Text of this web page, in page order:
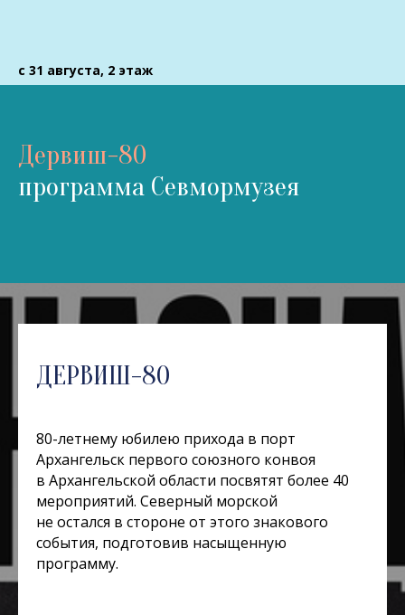
с 31 августа, 2 этаж
Дервиш-80
программа Севмормузея
ДЕРВИШ-80
80-летнему юбилею прихода в порт
Архангельск первого союзного конвоя
в Архангельской области посвятят более 40
мероприятий. Северный морской
не остался в стороне от этого знакового
события, подготовив насыщенную
программу.